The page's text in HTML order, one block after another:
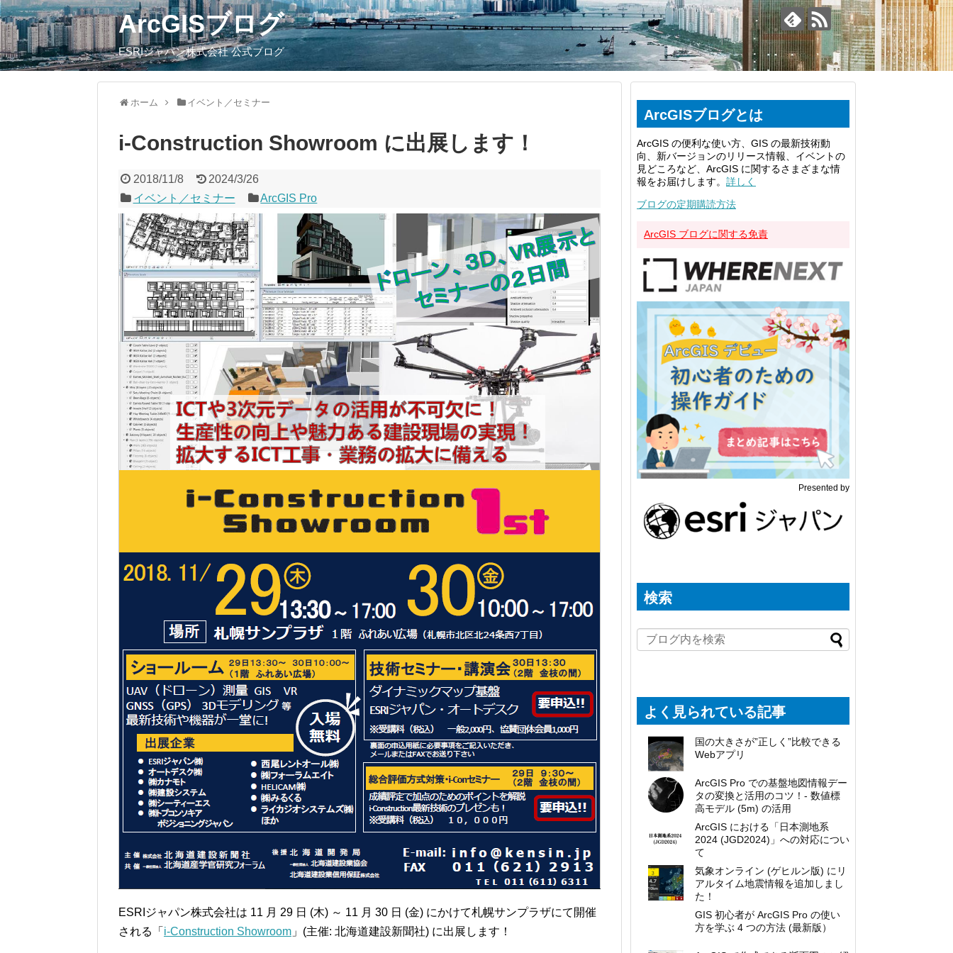
ArcGISブログ
ESRIジャパン株式会社 公式ブログ
ホーム イベント／セミナー
i-Construction Showroom に出展します！
2018/11/8
2024/3/26
イベント／セミナー
ArcGIS Pro
ESRIジャパン株式会社は 11 月 29 日 (木) ～ 11 月 30 日 (金) にかけて札幌サンプラザにて開催
される「 i-Construction Showroom 」(主催: 北海道建設新聞社) に出展します！
ArcGISブログとは
ArcGIS の便利な使い方、GIS の最新技術動
向、新バージョンのリリース情報、イベントの
見どころなど、ArcGIS に関するさまざまな情
報をお届けします。 詳しく
ブログの定期購読方法
ArcGIS ブログに関する免責
Presented by
検索
よく見られている記事
国の大きさが”正しく”比較できる
Webアプリ
ArcGIS Pro での基盤地図情報デー
タの変換と活用のコツ！- 数値標
高モデル (5m) の活用
ArcGIS における「日本測地系
2024 (JGD2024)」への対応につい
て
気象オンライン (ゲヒルン版) にリ
アルタイム地震情報を追加しまし
た！
GIS 初心者が ArcGIS Pro の使い
方を学ぶ 4 つの方法 (最新版）